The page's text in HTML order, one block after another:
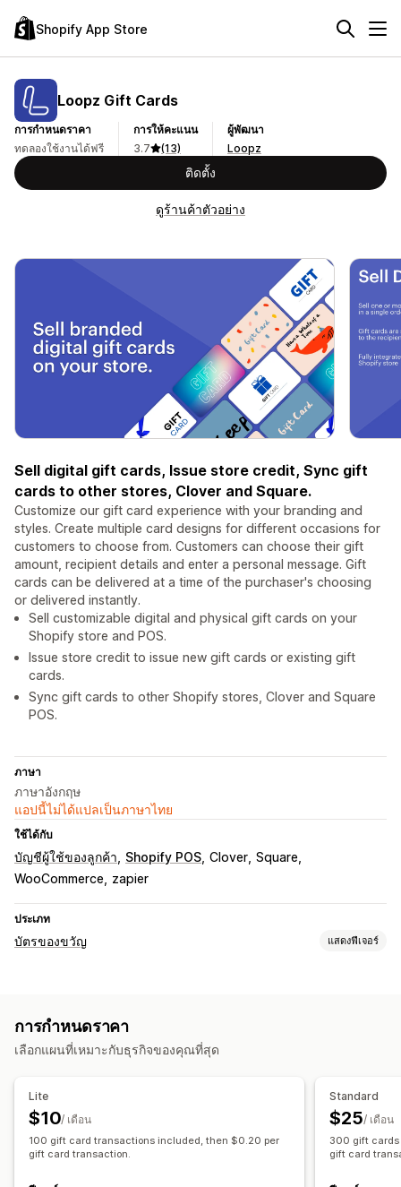
Shopify App Store
Loopz Gift Cards
การกำหนดราคา
ทดลองใช้งานได้ฟรี
การให้คะแนน
3.7
(13)
ผู้พัฒนา
Loopz
ติดตั้ง
ดูร้านค้าตัวอย่าง
Sell digital gift cards, Issue store credit, Sync gift
cards to other stores, Clover and Square.
Customize our gift card experience with your branding and
styles. Create multiple card designs for different occasions for
customers to choose from. Customers can choose their gift
amount, recipient details and enter a personal message. Gift
cards can be delivered at a time of the purchaser's choosing
or delivered instantly.
Sell customizable digital and physical gift cards on your
Shopify store and POS.
Issue store credit to issue new gift cards or existing gift
cards.
Sync gift cards to other Shopify stores, Clover and Square
POS.
ภาษา
ภาษาอังกฤษ
แอปนี้ไม่ได้แปลเป็นภาษาไทย
ใช้ได้กับ
บัญชีผู้ใช้ของลูกค้า Shopify POS Clover Square
WooCommerce
zapier
ประเภท
บัตรของขวัญ แสดงฟีเจอร์
เครดิตร้านค้า
ข้อความของขวัญ
ตัวเลือกการจัดส่ง
การกำหนดราคา
เลือกแผนที่เหมาะกับธุรกิจของคุณที่สุด
Lite
$10/ เดือน
100 gift card transactions included, then $0.20 per
gift card transaction.
Standard
$25/ เดือน
300 gift cards
gift card